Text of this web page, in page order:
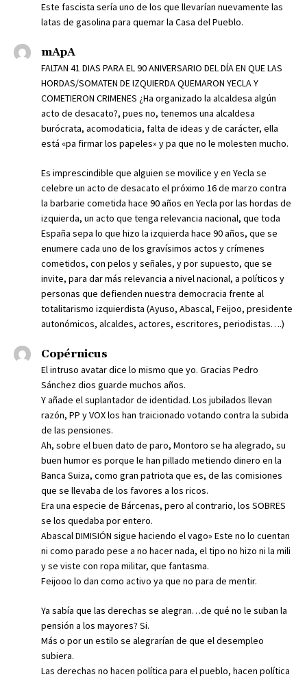
Este fascista sería uno de los que llevarían nuevamente las
latas de gasolina para quemar la Casa del Pueblo.
mApA
FALTAN 41 DIAS PARA EL 90 ANIVERSARIO DEL DÍA EN QUE LAS
HORDAS/SOMATEN DE IZQUIERDA QUEMARON YECLA Y
COMETIERON CRIMENES ¿Ha organizado la alcaldesa algún
acto de desacato?, pues no, tenemos una alcaldesa
burócrata, acomodaticia, falta de ideas y de carácter, ella
está «pa firmar los papeles» y pa que no le molesten mucho.
Es imprescindible que alguien se movilice y en Yecla se
celebre un acto de desacato el próximo 16 de marzo contra
la barbarie cometida hace 90 años en Yecla por las hordas de
izquierda, un acto que tenga relevancia nacional, que toda
España sepa lo que hizo la izquierda hace 90 años, que se
enumere cada uno de los gravísimos actos y crímenes
cometidos, con pelos y señales, y por supuesto, que se
invite, para dar más relevancia a nivel nacional, a políticos y
personas que defienden nuestra democracia frente al
totalitarismo izquierdista (Ayuso, Abascal, Feijoo, presidente
autonómicos, alcaldes, actores, escritores, periodistas….)
Copérnicus
El intruso avatar dice lo mismo que yo. Gracias Pedro
Sánchez dios guarde muchos años.
Y añade el suplantador de identidad. Los jubilados llevan
razón, PP y VOX los han traicionado votando contra la subida
de las pensiones.
Ah, sobre el buen dato de paro, Montoro se ha alegrado, su
buen humor es porque le han pillado metiendo dinero en la
Banca Suiza, como gran patriota que es, de las comisiones
que se llevaba de los favores a los ricos.
Era una especie de Bárcenas, pero al contrario, los SOBRES
se los quedaba por entero.
Abascal DIMISIÓN sigue haciendo el vago» Este no lo cuentan
ni como parado pese a no hacer nada, el tipo no hizo ni la mili
y se viste con ropa militar, que fantasma.
Feijooo lo dan como activo ya que no para de mentir.
Ya sabía que las derechas se alegran…de qué no le suban la
pensión a los mayores? Si.
Más o por un estilo se alegrarían de que el desempleo
subiera.
Las derechas no hacen política para el pueblo, hacen política